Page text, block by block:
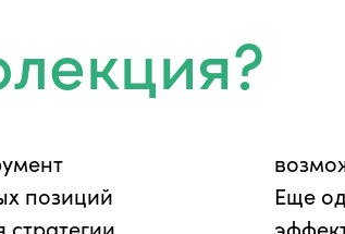
позиций
Еще